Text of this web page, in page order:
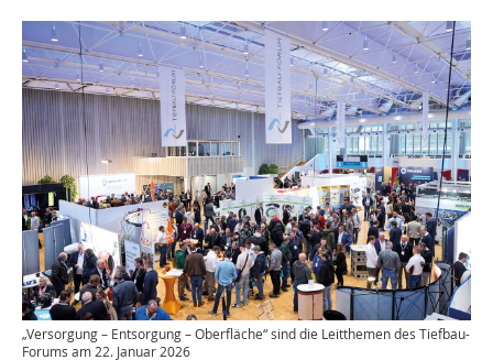
„Versorgung – Entsorgung – Oberfläche“ sind die Leitthemen des Tiefbau-
Forums am 22. Januar 2026